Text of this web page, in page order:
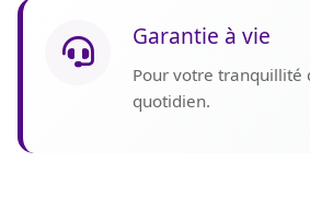
Garantie à vie
Pour votre tranquillité
quotidien.